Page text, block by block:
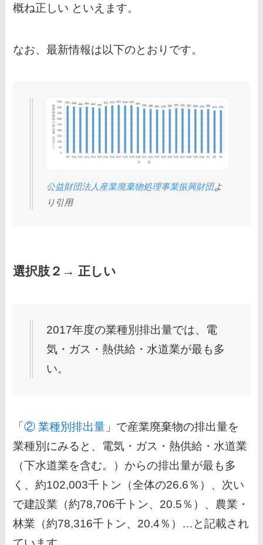
概ね正しい といえます。
なお、最新情報は以下のとおりです。
公益財団法人産業廃棄物処理事業振興財団よ
り引用
選択肢２→ 正しい
2017年度の業種別排出量では、電
気・ガス・熱供給・水道業が最も多
い。
「② 業種別排出量 」で産業廃棄物の排出量を
業種別にみると、電気・ガス・熱供給・水道業
（下水道業を含む。）からの排出量が最も多
く、約102,003千トン（全体の26.6％）、次い
で建設業（約78,706千トン、20.5％）、農業・
林業（約78,316千トン、20.4％）…と記載され